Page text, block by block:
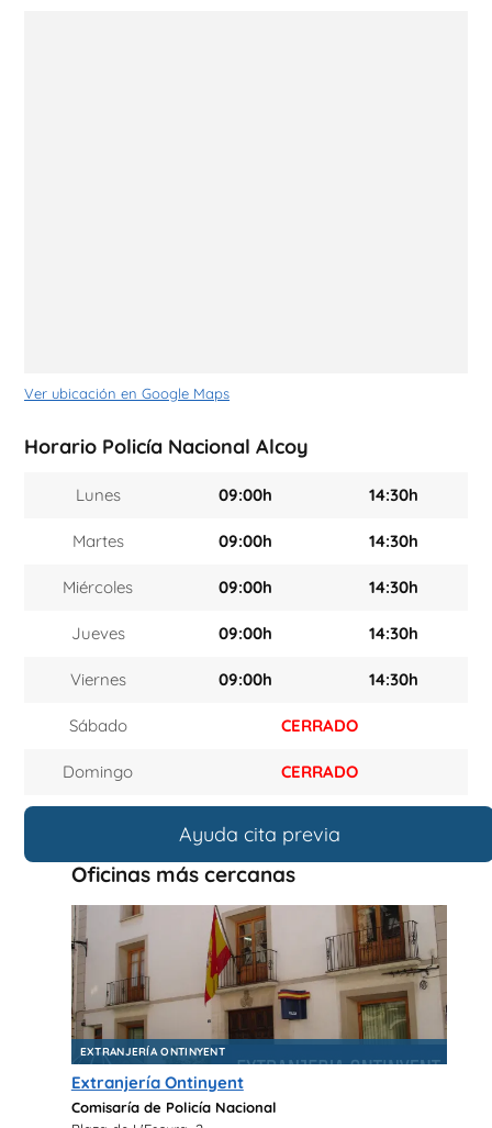
Ver ubicación en Google Maps
Horario Policía Nacional Alcoy
Lunes 09:00h 14:30h
Martes 09:00h 14:30h
Miércoles 09:00h 14:30h
Jueves 09:00h 14:30h
Viernes 09:00h 14:30h
Sábado CERRADO
Domingo CERRADO
Ayuda cita previa
Oficinas más cercanas
EXTRANJERÍA ONTINYENT
Extranjería Ontinyent
Comisaría de Policía Nacional